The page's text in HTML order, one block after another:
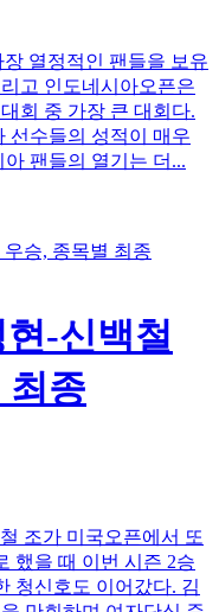
열정적인 팬들을 보유
고 인도네시아오픈은
회 중 가장 큰 대회다.
선수들의 성적이 매우
팬들의 열기는 더...
-신백철
최종
조가 미국오픈에서 또
했을 때 이번 시즌 2승
청신호도 이어갔다. 김